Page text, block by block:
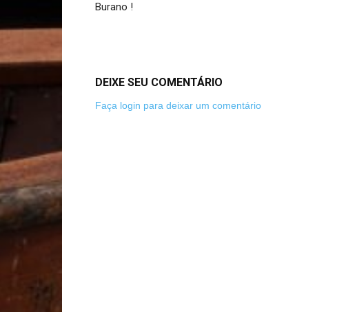
Burano !
DEIXE SEU COMENTÁRIO
Faça login para deixar um comentário